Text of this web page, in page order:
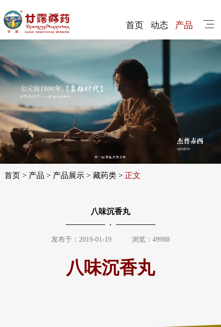
首页 动态 产品
首页> 产品 > 产品展示> 藏药类> 正文
八味沉香丸
浏览：49988
发布于：2019-01-19
八味沉香丸